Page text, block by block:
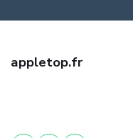
appletop.fr